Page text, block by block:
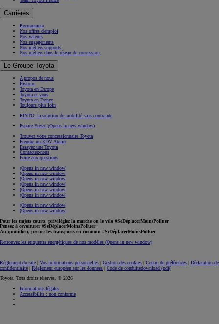
Carrières
Recrutement
Nos offres d'emploi
Nos valeurs
Nos engagements
Nos métiers supports
Nos métiers dans le réseau de concession
Le Groupe Toyota
A propos de nous
Histoire
Toyota en Europe
Toyota et vous
Toyota en France
Toujours plus loin
KINTO, la solution de mobilité sans contrainte
Espace Presse (Opens in new window)
Trouvez votre concessionnaire Toyota
Prendre un RDV Atelier
Essayez une Toyota
Contactez-nous
Foire aux questions
(Opens in new window)
(Opens in new window)
(Opens in new window)
(Opens in new window)
(Opens in new window)
(Opens in new window)
(Opens in new window)
(Opens in new window)
Pour les trajets courts, privilégiez la marche ou le vélo #SeDéplacerMoinsPolluer
Pensez à covoiturer #SeDéplacerMoinsPolluer
Au quotidien, prenez les transports en commun #SeDéplacerMoinsPolluer
Retrouvez les étiquettes énergétiques de nos modèles (Opens in new window)
Réglement du site | Vos informations personnelles | Gestion des cookies | Centre de préférences | Déclaration de
confidentialité | Règlement européen sur les données | Code de conduitedownload (pdf(
Toyota. Tous droits réservés. © 2026
Informations légales
Accessibilité : non conforme